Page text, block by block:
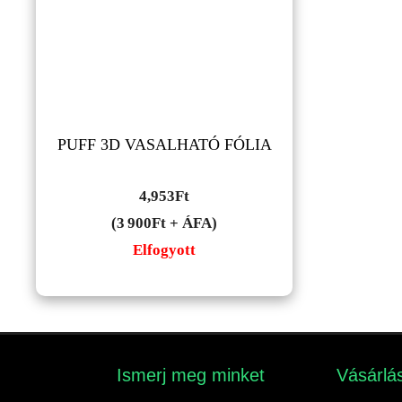
PUFF 3D VASALHATÓ FÓLIA
4,953Ft
(3 900Ft + ÁFA)
Elfogyott
Ismerj meg minket​